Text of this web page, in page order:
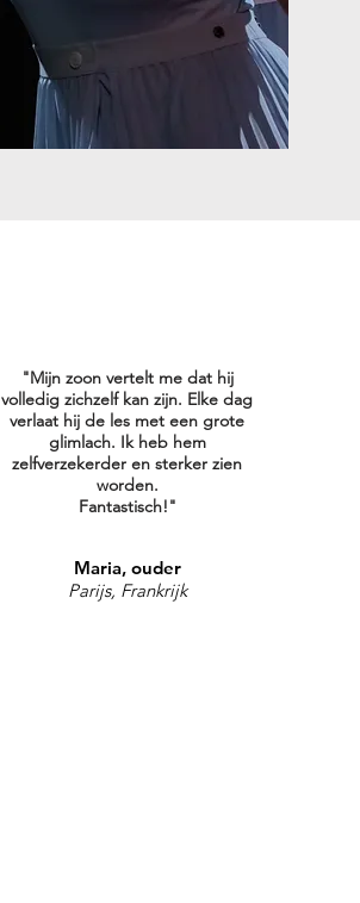
"Mijn zoon vertelt me dat hij
volledig zichzelf kan zijn. Elke dag
verlaat hij de les met een grote
glimlach. Ik heb hem
zelfverzekerder en sterker zien
worden.
Fantastisch!"
Maria, ouder
Parijs, Frankrijk